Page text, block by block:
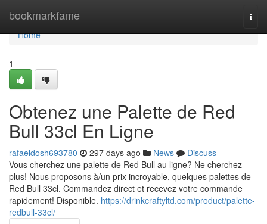
bookmarkfame
Home
Home
1
Obtenez une Palette de Red
Bull 33cl En Ligne
rafaeldosh693780 297 days ago News
Discuss
Vous cherchez une palette de Red Bull au ligne? Ne cherchez
plus! Nous proposons à/un prix incroyable, quelques palettes de
Red Bull 33cl. Commandez direct et recevez votre commande
rapidement! Disponible. https://drinkcraftyltd.com/product/palette-
redbull-33cl/